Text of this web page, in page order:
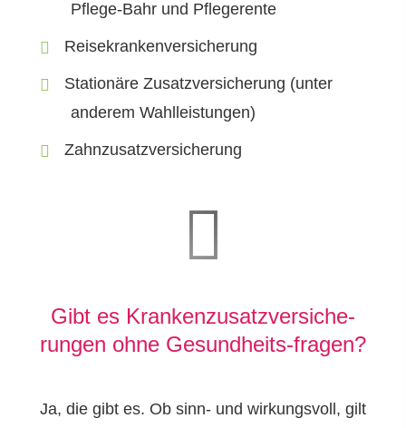
Pflege-Bahr und Pfle­ge­ren­te
Reise­kranken­ver­si­che­rung
Stationäre Zusatzversicherung (unter
anderem Wahlleistungen)
Zahn­zu­satz­ver­si­che­rung
Gibt es Kranken­zusatz­ver­si­che­
rungen ohne Gesundheits-fragen?
Ja, die gibt es. Ob sinn- und wirkungsvoll, gilt